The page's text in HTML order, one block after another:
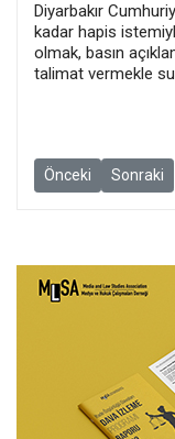
Diyarbakır
kadar hapis
olmak, basın
talimat vermekle
Önceki makale:
Önceki Sonraki
Sonraki